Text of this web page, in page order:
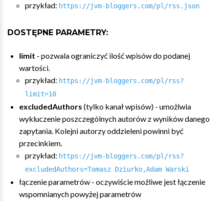
przykład: https://jvm-bloggers.com/pl/rss.json
DOSTĘPNE PARAMETRY:
limit - pozwala ograniczyć ilość wpisów do podanej
wartości.
przykład: https://jvm-bloggers.com/pl/rss?
limit=10
excludedAuthors (tylko kanał wpisów) - umożlwia
wykluczenie poszczególnych autorów z wyników danego
zapytania. Kolejni autorzy oddzieleni powinni być
przecinkiem.
przykład: https://jvm-bloggers.com/pl/rss?
excludedAuthors=Tomasz Dziurko,Adam Warski
łączenie parametrów - oczywiście możliwe jest łączenie
wspomnianych powyżej parametrów